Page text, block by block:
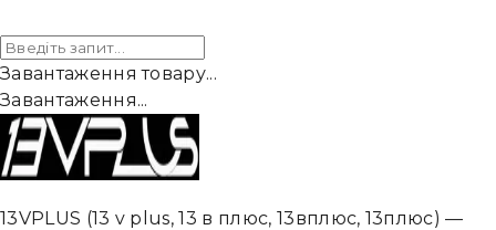
Завантаження товару...
Завантаження...
13VPLUS (13 v plus, 13 в плюс, 13вплюс, 13плюс) —